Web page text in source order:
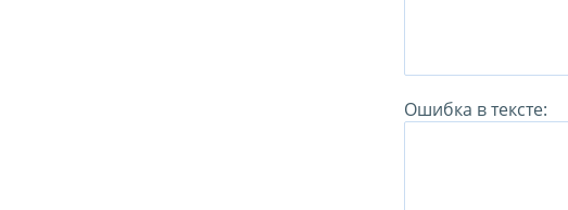
Ошибка в тексте: